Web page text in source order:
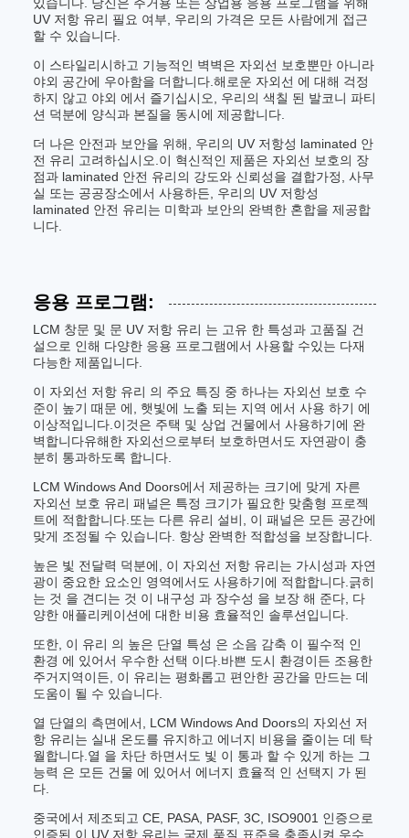
UV 저항 유리 필요 여부, 우리의 가격은 모든 사람에게 접근
할 수 있습니다.
이 스타일리시하고 기능적인 벽벽은 자외선 보호뿐만 아니라
야외 공간에 우아함을 더합니다.해로운 자외선 에 대해 걱정
하지 않고 야외 에서 즐기십시오, 우리의 색칠 된 발코니 파티
션 덕분에 양식과 본질을 동시에 제공합니다.
더 나은 안전과 보안을 위해, 우리의 UV 저항성 laminated 안
전 유리 고려하십시오.이 혁신적인 제품은 자외선 보호의 장
점과 laminated 안전 유리의 강도와 신뢰성을 결합가정, 사무
실 또는 공공장소에서 사용하든, 우리의 UV 저항성
laminated 안전 유리는 미학과 보안의 완벽한 혼합을 제공합
니다.
응용 프로그램:
LCM 창문 및 문 UV 저항 유리 는 고유 한 특성과 고품질 건
설으로 인해 다양한 응용 프로그램에서 사용할 수있는 다재
다능한 제품입니다.
이 자외선 저항 유리 의 주요 특징 중 하나는 자외선 보호 수
준이 높기 때문 에, 햇빛에 노출 되는 지역 에서 사용 하기 에
이상적입니다.이것은 주택 및 상업 건물에서 사용하기에 완
벽합니다유해한 자외선으로부터 보호하면서도 자연광이 충
분히 통과하도록 합니다.
LCM Windows And Doors에서 제공하는 크기에 맞게 자른
자외선 보호 유리 패널은 특정 크기가 필요한 맞춤형 프로젝
트에 적합합니다.또는 다른 유리 설비, 이 패널은 모든 공간에
맞게 조정될 수 있습니다. 항상 완벽한 적합성을 보장합니다.
높은 빛 전달력 덕분에, 이 자외선 저항 유리는 가시성과 자연
광이 중요한 요소인 영역에서도 사용하기에 적합합니다.긁히
는 것 을 견디는 것 이 내구성 과 장수성 을 보장 해 준다, 다
양한 애플리케이션에 대한 비용 효율적인 솔루션입니다.
또한, 이 유리 의 높은 단열 특성 은 소음 감축 이 필수적 인
환경 에 있어서 우수한 선택 이다.바쁜 도시 환경이든 조용한
주거지역이든, 이 유리는 평화롭고 편안한 공간을 만드는 데
도움이 될 수 있습니다.
열 단열의 측면에서, LCM Windows And Doors의 자외선 저
항 유리는 실내 온도를 유지하고 에너지 비용을 줄이는 데 탁
월합니다.열 을 차단 하면서도 빛 이 통과 할 수 있게 하는 그
능력 은 모든 건물 에 있어서 에너지 효율적 인 선택지 가 된
다.
중국에서 제조되고 CE, PASA, PASF, 3C, ISO9001 인증으로
인증된 이 UV 저항 유리는 국제 품질 표준을 충족시켜 우수